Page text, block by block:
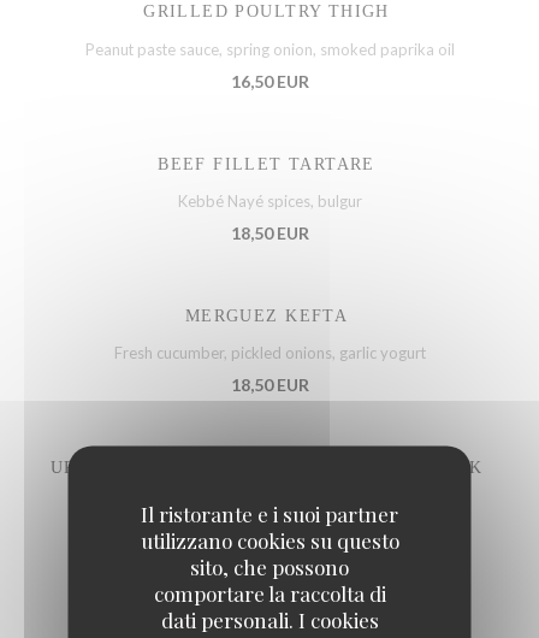
Il ristorante e i suoi partner
utilizzano cookies su questo
sito, che possono
comportare la raccolta di
dati personali. I cookies
GRILLED POULTRY THIGH
Peanut paste sauce, spring onion, smoked paprika oil
16,50 EUR
BEEF FILLET TARTARE
Kebbé Nayé spices, bulgur
18,50 EUR
MERGUEZ KEFTA
Fresh cucumber, pickled onions, garlic yogurt
18,50 EUR
URUGUAY BLACK ANGUS BEEF FLANK STEAK
Gremolata sauce, capers, parsley
22,50 EUR